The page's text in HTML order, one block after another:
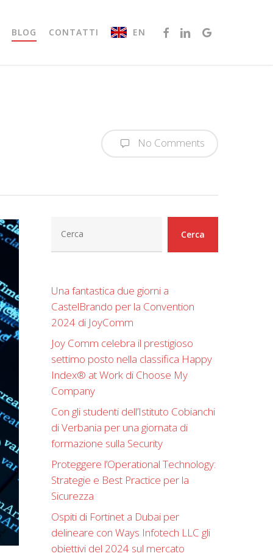
BLOG CONTATTI EN FACEBOOK
LINKEDINGOOGLE-
PLUS
No Comments
Cerca
Una fantastica due giorni a
CastelBrando per la Convention
2024 di JoyComm
Joy Comm celebra il prestigioso
settimo posto nella classifica Happy
Index®️ at Work di Choose My
Company
Con gli studenti dell’Istituto Cobianchi
di Verbania per una giornata di
formazione sulla Security
Proteggere l’Operational Technology:
Strategie e Best Practice per la
Sicurezza
Ospiti di Fortinet a Dubai per
delineare con Ways Infotech LLC gli
obiettivi del 2024 sul mercato